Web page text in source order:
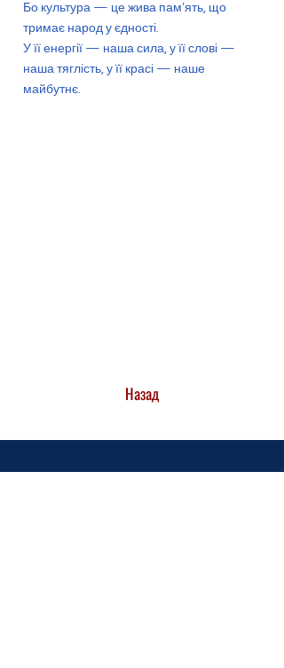
Бо культура — це жива памʼять, що
тримає народ у єдності.
У її енергії — наша сила, у її слові —
наша тяглість, у її красі — наше
майбутнє.
Назад